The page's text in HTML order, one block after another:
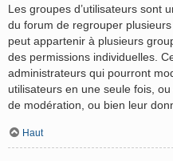
Les groupes d’utilisateurs sont
du forum de regrouper
peut appartenir à plusieurs
des permissions individuelles.
administrateurs qui pourront
utilisateurs en une seule fois,
de modération, ou bien leur
Haut